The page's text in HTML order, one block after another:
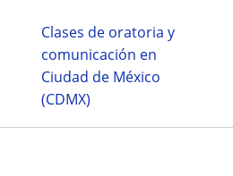
Clases de oratoria y
comunicación en
Ciudad de México
(CDMX)